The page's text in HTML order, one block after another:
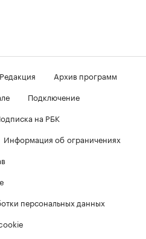
Редакция
Архив программ
Подключение
на РБК
Информация об ограничениях
персональных данных